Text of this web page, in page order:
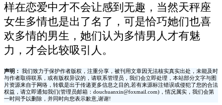
样在恋爱中才不会让感到无趣，当然天秤座
女生多情也是出了名了，可是恰巧她们也喜
欢多情的男生，她们认为多情男人才有魅
力，才会比较吸引人。
声明：
我们致力于保护作者版权，注重分享，被刊用文章因无法核实真实出处，未能及时
与作者取得联系，或有版权异议的，请联系管理员，我们会立即处理，本站部分文字与图
片资源来自于网络，转载是出于传递更多信息之目的,若有来源标注错误或侵犯了您的合法
权益，请立即通知我们(管理员邮箱：douchuanxin@foxmail.com)，情况属实，我们会第
一时间予以删除，并同时向您表示歉意,谢谢!